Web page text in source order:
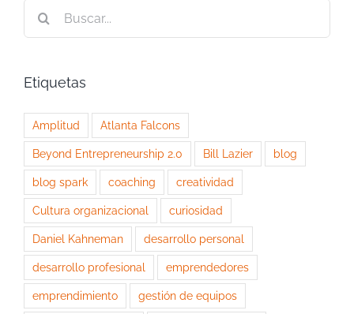
Etiquetas
Amplitud Atlanta Falcons
Beyond Entrepreneurship 2.0 Bill Lazier blog
blog spark coaching creatividad
Cultura organizacional curiosidad
Daniel Kahneman desarrollo personal
desarrollo profesional emprendedores
emprendimiento gestión de equipos